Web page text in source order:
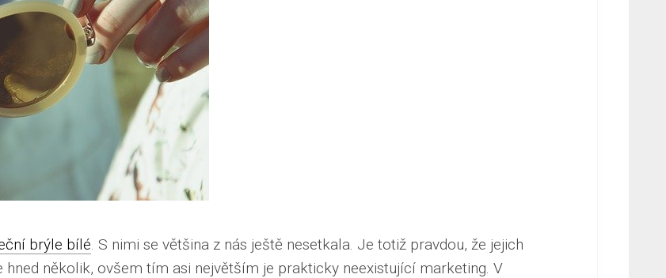
brýle bílé. S nimi se většina z nás ještě nesetkala. Je totiž pravdou, že jejich
několik, ovšem tím asi největším je prakticky neexistující marketing. V